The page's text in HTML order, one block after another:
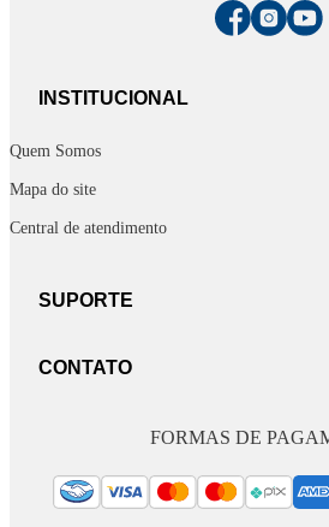
INSTITUCIONAL
Quem Somos
Mapa do site
Central de atendimento
SUPORTE
CONTATO
FORMAS DE